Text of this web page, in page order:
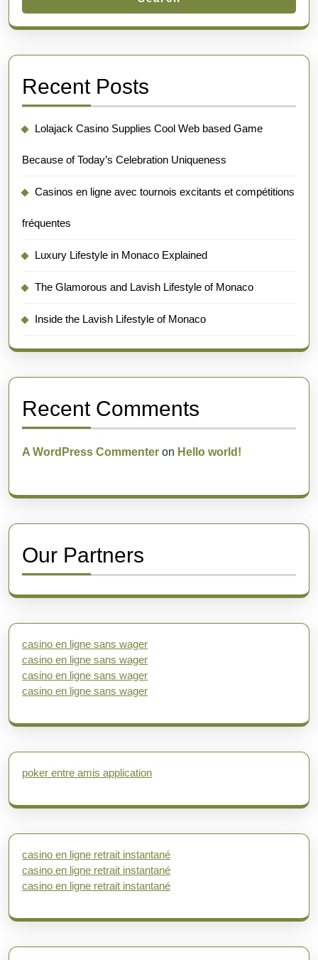
Recent Posts
Lolajack Casino Supplies Cool Web based Game
Because of Today’s Celebration Uniqueness
Casinos en ligne avec tournois excitants et compétitions
fréquentes
Luxury Lifestyle in Monaco Explained
The Glamorous and Lavish Lifestyle of Monaco
Inside the Lavish Lifestyle of Monaco
Recent Comments
A WordPress Commenter on Hello world!
Our Partners
casino en ligne sans wager
casino en ligne sans wager
casino en ligne sans wager
casino en ligne sans wager
poker entre amis application
casino en ligne retrait instantané
casino en ligne retrait instantané
casino en ligne retrait instantané